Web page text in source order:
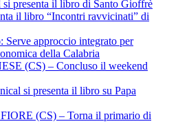
presenta il libro di Santo Gioffrè
il libro “Incontri ravvicinati” di
approccio integrato per
della Calabria
(CS) – Concluso il weekend
si presenta il libro su Papa
(CS) – Torna il primario di